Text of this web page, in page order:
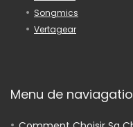
Songmics
Vertagear
Menu de